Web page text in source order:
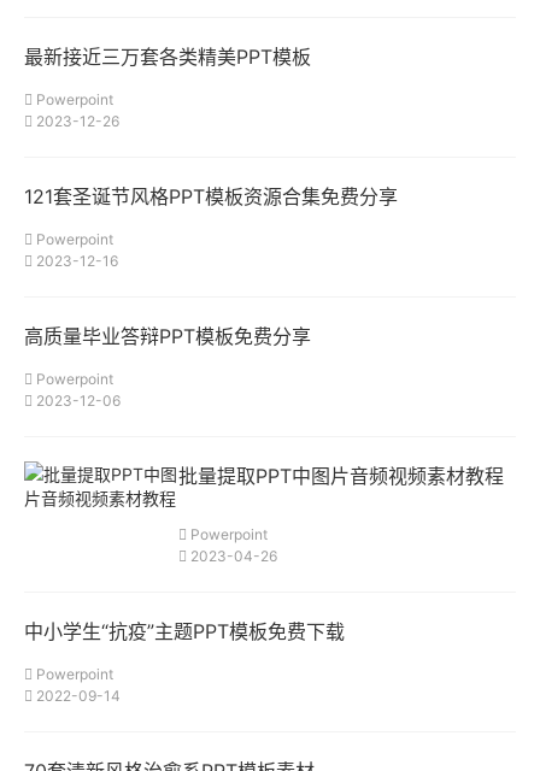
最新接近三万套各类精美PPT模板
Powerpoint
2023-12-26
121套圣诞节风格PPT模板资源合集免费分享
Powerpoint
2023-12-16
高质量毕业答辩PPT模板免费分享
Powerpoint
2023-12-06
批量提取PPT中图片音频视频素材教程
Powerpoint
2023-04-26
中小学生“抗疫”主题PPT模板免费下载
Powerpoint
2022-09-14